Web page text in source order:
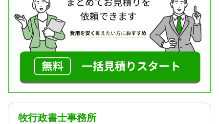
牧行政書士事務所